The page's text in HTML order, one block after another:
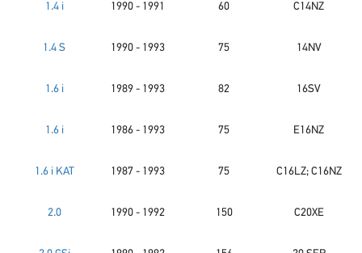
1.4 i 1990 - 1991 60 C14NZ
1.4 S 1990 - 1993 75 14NV
1.6 i 1989 - 1993 82 16SV
1.6 i 1986 - 1993 75 E16NZ
1.6 i KAT 1987 - 1993 75 C16LZ; C16NZ
2.0 1990 - 1992 150 C20XE